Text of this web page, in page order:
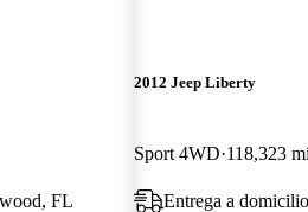
FL
2012 Jeep Liberty
Sport 4WD 118,323
Entrega a